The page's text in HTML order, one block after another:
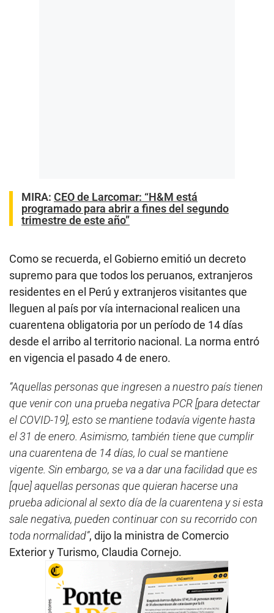
MIRA: CEO de Larcomar: “H&M está
programado para abrir a fines del segundo
trimestre de este año”
Como se recuerda, el Gobierno emitió un decreto
supremo para que todos los peruanos, extranjeros
residentes en el Perú y extranjeros visitantes que
lleguen al país por vía internacional realicen una
cuarentena obligatoria por un período de 14 días
desde el arribo al territorio nacional. La norma entró
en vigencia el pasado 4 de enero.
“Aquellas personas que ingresen a nuestro país tienen
que venir con una prueba negativa PCR [para detectar
el COVID-19], esto se mantiene todavía vigente hasta
el 31 de enero. Asimismo, también tiene que cumplir
una cuarentena de 14 días, lo cual se mantiene
vigente. Sin embargo, se va a dar una facilidad que es
[que] aquellas personas que quieran hacerse una
prueba adicional al sexto día de la cuarentena y si esta
sale negativa, pueden continuar con su recorrido con
toda normalidad”, dijo la ministra de Comercio
Exterior y Turismo, Claudia Cornejo.